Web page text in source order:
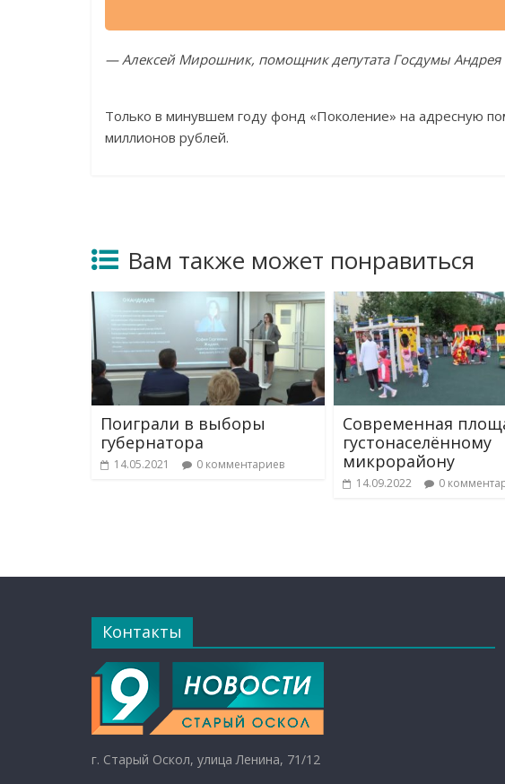
— Алексей Мирошник, помощник депутата Госдумы Андрея
Только в минувшем году фонд «Поколение» на адресную
миллионов рублей.
Вам также может понравиться
Поиграли в выборы
губернатора
14.05.2021 0 комментариев
Современная
густонаселённому
микрорайону
14.09.2022 0
Контакты
г. Старый Оскол, улица Ленина, 71/12